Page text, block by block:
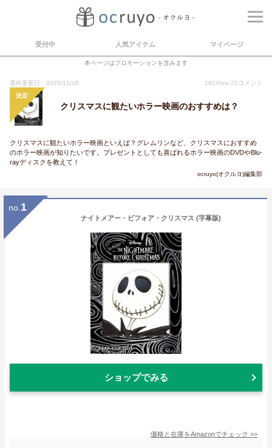
受付中 人気アイテム マイページ
本ページはプロモーションを含みます
最終更新日：2025/11/18 181View 21 コメント
決定
クリスマスに観たいホラー映画のおすすめは？
クリスマスに観たいホラー映画といえば？グレムリンなど、クリスマスにおすすめ
のホラー映画が知りたいです。プレゼントとしても喜ばれるホラー映画のDVDやBlu-
rayディスクを教えて！
ocruyo(オクルヨ)編集部
no. 1
ナイトメアー・ビフォア・クリスマス (字幕版)
ショップでみる
価格と在庫をAmazonでチェック >>